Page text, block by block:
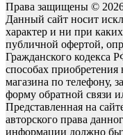
Права защищены © 2026
Данный сайт носит
характер и ни при каких
публичной офертой,
Гражданского кодекса
способах приобретения
магазина по телефону,
форму обратной связи
Представленная на
авторского права
информации должно